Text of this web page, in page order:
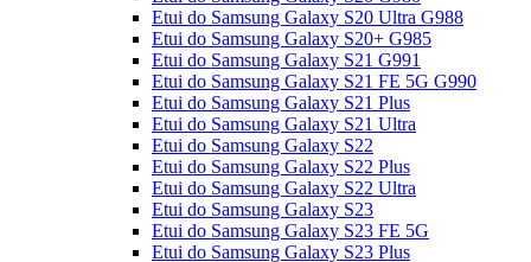
Etui do Samsung Galaxy S20 Ultra G988
Etui do Samsung Galaxy S20+ G985
Etui do Samsung Galaxy S21 G991
Etui do Samsung Galaxy S21 FE 5G G990
Etui do Samsung Galaxy S21 Plus
Etui do Samsung Galaxy S21 Ultra
Etui do Samsung Galaxy S22
Etui do Samsung Galaxy S22 Plus
Etui do Samsung Galaxy S22 Ultra
Etui do Samsung Galaxy S23
Etui do Samsung Galaxy S23 FE 5G
Etui do Samsung Galaxy S23 Plus